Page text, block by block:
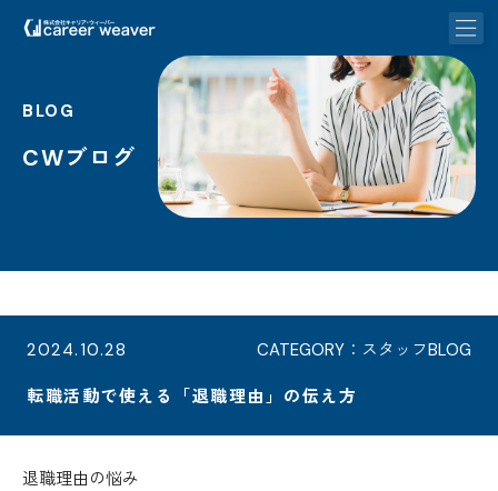
BLOG
CWブログ
2024.10.28 CATEGORY：スタッフBLOG
転職活動で使える「退職理由」の伝え方
退職理由の悩み